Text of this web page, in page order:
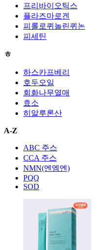
프리바이오틱스
플라즈마로겐
피롤로퀴놀린퀴논
피세틴
ㅎ
하스카프베리
호두오일
회화나무열매
효소
히알루론산
A-Z
ABC 주스
CCA 주스
NMN(엔엠엔)
PQQ
SOD